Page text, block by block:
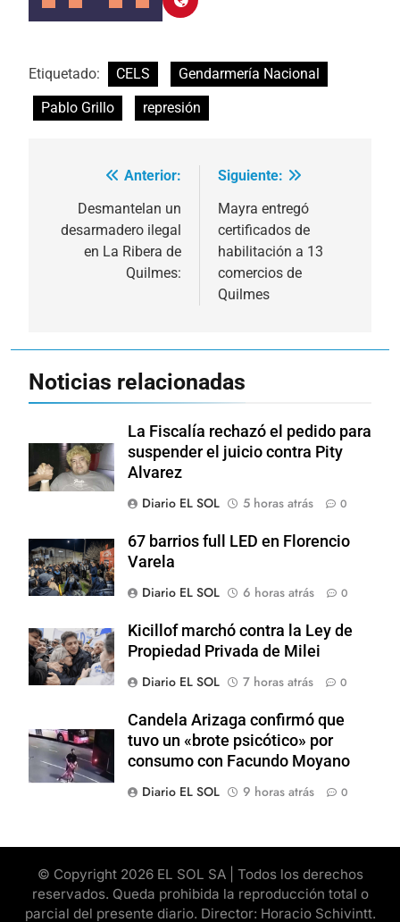
Etiquetado: CELS
Gendarmería Nacional
Pablo Grillo
represión
Navegación
entradas
Anterior:
Desmantelan un
desarmadero ilegal
en La Ribera de
Quilmes:
Siguiente:
Mayra entregó
certificados de
habilitación a 13
comercios de
Quilmes
Noticias relacionadas
La Fiscalía rechazó el pedido para
suspender el juicio contra Pity
Alvarez
Diario EL SOL
5 horas atrás 0
67 barrios full LED en Florencio
Varela
Diario EL SOL
6 horas atrás 0
Kicillof marchó contra la Ley de
Propiedad Privada de Milei
Diario EL SOL
7 horas atrás 0
Candela Arizaga confirmó que
tuvo un «brote psicótico» por
consumo con Facundo Moyano
Diario EL SOL
9 horas atrás 0
© Copyright 2026 EL SOL SA | Todos los derechos
reservados. Queda prohibida la reproducción total o
parcial del presente diario. Director: Horacio Schivintt.